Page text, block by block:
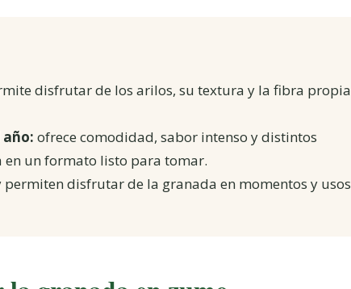
disfrutar de los arilos, su textura y la fibra propia
ofrece comodidad, sabor intenso y distintos
un formato listo para tomar.
disfrutar de la granada en momentos y usos